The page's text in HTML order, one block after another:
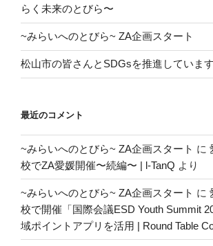
らく未来のとびら〜
~みらいへのとびら~ ZA企画スタート
松山市の皆さんとSDGsを推進しています
最近のコメント
~みらいへのとびら~ ZA企画スタート に
校でZA愛媛開催〜続編〜 | l-TanQ より
~みらいへのとびら~ ZA企画スタート に
校で開催「国際会議ESD Youth Summit
域ポイントアプリを活用 | Round Table